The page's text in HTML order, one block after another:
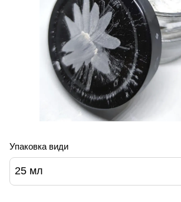
Упаковка види
25 мл